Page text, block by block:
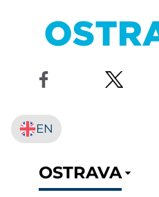
EN
OSTRAVA